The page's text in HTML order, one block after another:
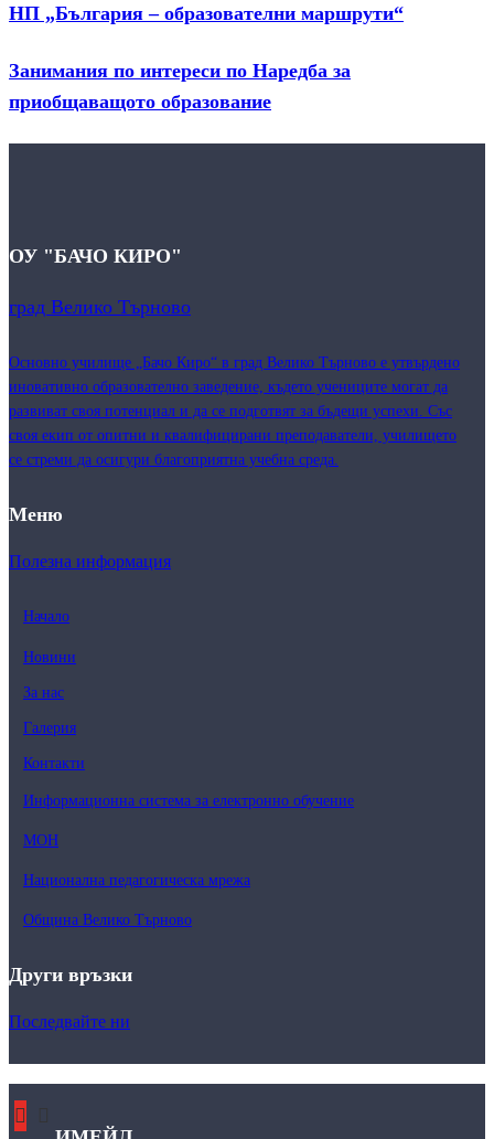
НП „България – образователни маршрути“
Занимания по интереси по Наредба за
приобщаващото образование
ОУ "БАЧО КИРО"
град Велико Търново
Основно училище „Бачо Киро“ в град Велико Търново е утвърдено
иновативно образователно заведение, където учениците могат да
развиват своя потенциал и да се подготвят за бъдещи успехи. Със
своя екип от опитни и квалифицирани преподаватели, училището
се стреми да осигури благоприятна учебна среда.
Меню
Полезна информация
Начало
Новини
За нас
Галерия
Контакти
Информационна система за електронно обучение
МОН
Национална педагогическа мрежа
Община Велико Търново
Други връзки
Последвайте ни